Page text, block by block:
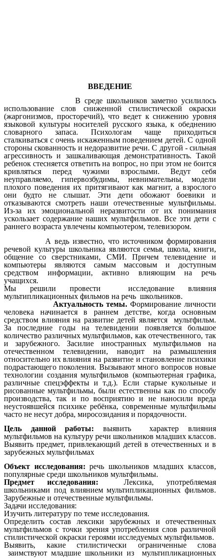
ВВЕДЕНИЕ
В среде школьников заметно усилилось
использование слов сниженной стилистической окраски
(жаргонизмов, просторечий), что ведет к снижению уровня
языковой культуры носителей русского языка, к обеднению
словарного запаса. Психологам чаще приходиться
сталкиваться с очень искаженным поведением детей. С одной
стороны скованность и недоразвитие речи. С другой - сильная
агрессивность и зашкаливающая демонстративность. Такой
ребенок стесняется ответить на вопрос, но при этом не боится
кривляться перед чужими взрослыми. Ведут себя
неуправляемо, гипервозбудимы, невнимательны, модели
плохого поведения их притягивают как магнит, а взрослого
они будто не слышат. Эти дети обожают боевики и
отказываются смотреть наши отечественные мультфильмы.
Из-за их эмоциональной неразвитости от их понимания
ускользает содержание наших мультфильмов. Все эти дети с
раннего возраста увлечены компьютером, телевизором.
А ведь известно, что источником формирования
речевой культуры школьника являются семья, школа, книги,
общение со сверстниками, СМИ. Причем телевидение и
компьютеры являются самым массовым и доступным
средством информации, активно влияющим на речь
учащихся.
Мы решили провести исследование влияния
мультипликационных фильмов на речь школьников.
Актуальность темы. Формирование личности
человека начинается в раннем детстве, когда основным
средством влияния на развитие детей является мультфильм.
За последние годы на телевидении появляется большое
количество различных мультфильмов, как отечественного, так
и зарубежного. Засилие иностранных мультфильмов на
отечественном телевидении, наводит на размышления
относительно их влияния на развитие и становление психики
подрастающего поколения. Вызывают много вопросов новые
технологии создания мультфильмов (компьютерная графика,
различные спецэффекты и т.д.). Если старые кукольные и
рисованные мультфильмы, были естественны как по способу
производства, так и по восприятию и не наносили вреда
неустоявшейся психике ребёнка, современные мультфильмы
часто не несут добра, миросозидания и порядочности.
Цель данной работы: выявить характер влияния
мультфильмов на культуру речи школьников младших классов.
Выявить предмет, привлекающий детей в отечественных и в
зарубежных мультфильмах
Объект исследования: речь школьников младших классов,
популярные среди школьников мультфильмы.
Предмет исследования: Лексика, употребляемая
школьниками под влиянием мультипликационных фильмов.
Зарубежные и отечественные мультфильмы.
Задачи исследования:
Изучить литературу по теме исследования.
Определить состав лексики зарубежных и отечественных
мультфильмов с точки зрения употребления слов различной
стилистической окраски героями исследуемых мультфильмов.
Выявить, какие стилистически ограниченные слова
заимствуют младшие школьники из мультипликационных